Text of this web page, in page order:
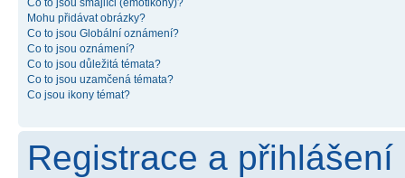
Mohu přidávat obrázky?
Co to jsou Globální oznámení?
Co to jsou oznámení?
Co to jsou důležitá témata?
Co to jsou uzamčená témata?
Co jsou ikony témat?
Registrace a přihlášení